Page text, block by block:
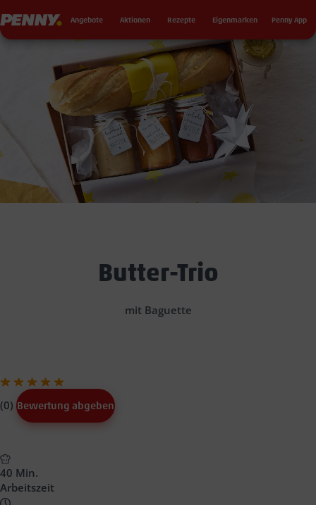
Penny Angebote Aktionen Rezepte Eigenmarken Penny App
Butter-Trio
mit Baguette
(0) Bewertung abgeben
40 Min.
Arbeitszeit